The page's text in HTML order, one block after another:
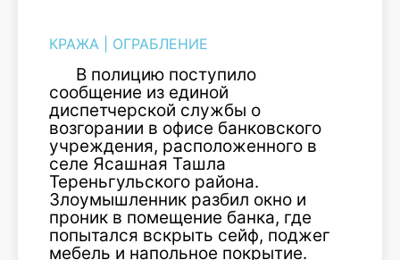
КРАЖА ОГРАБЛЕНИЕ
В полицию поступило
сообщение из единой
диспетчерской службы о
возгорании в офисе банковского
учреждения, расположенного в
селе Ясашная Ташла
Тереньгульского района.
Злоумышленник разбил окно и
проник в помещение банка, где
попытался вскрыть сейф, поджег
мебель и напольное покрытие.